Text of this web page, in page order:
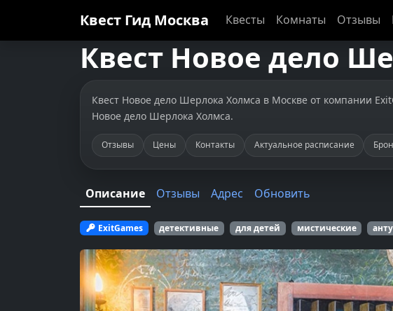
Квест Гид Москва Квесты Комнаты Отзывы
Квест Новое дело
Квест Новое дело Шерлока Холмса в Москве от компании
Новое дело Шерлока Холмса.
Отзывы Цены Контакты Актуальное расписание
Описание Отзывы Адрес Обновить
ExitGames детективные для детей мистические